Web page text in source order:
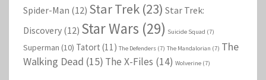
Spider-Man (12) Star Trek (23) Star Trek:
Discovery (12) Star Wars (29) Suicide Squad (7)
Superman (10) Tatort (11) The Defenders (7) The Mandalorian (7) The
Walking Dead (15) The X-Files (14) Wolverine (7)